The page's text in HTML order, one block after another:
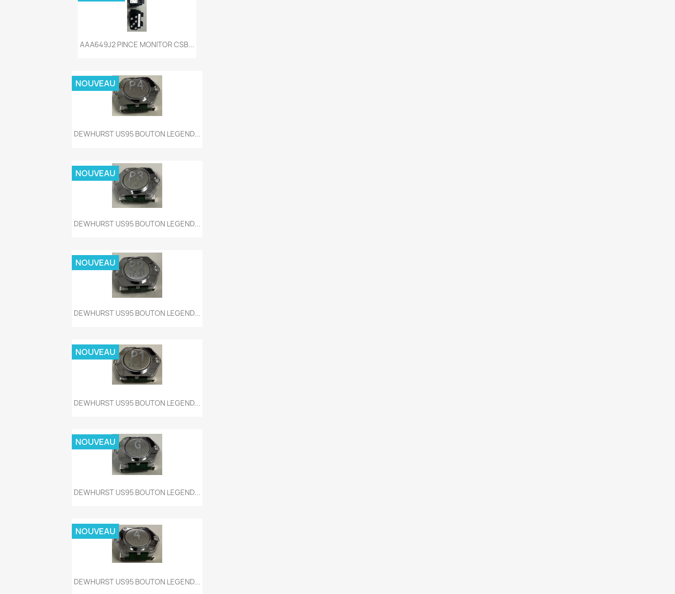
Aperçu rapide
AAA649J2 PINCE MONITOR CSB...
Aperçu rapide
DEWHURST US95 BOUTON LEGEND...
NOUVEAU
Aperçu rapide
DEWHURST US95 BOUTON LEGEND...
NOUVEAU
Aperçu rapide
DEWHURST US95 BOUTON LEGEND...
NOUVEAU
Aperçu rapide
DEWHURST US95 BOUTON LEGEND...
NOUVEAU
Aperçu rapide
DEWHURST US95 BOUTON LEGEND...
NOUVEAU
Aperçu rapide
DEWHURST US95 BOUTON LEGEND...
NOUVEAU